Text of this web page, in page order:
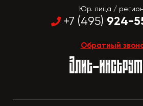
Юр. лица /
+7 (495) 924-
Обратный